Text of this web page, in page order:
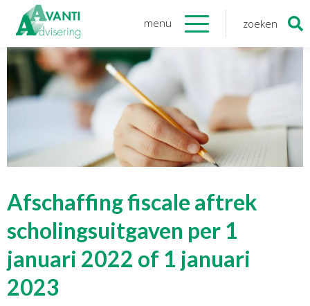
menu zoeken
Organisatie
Onze medewerkers
NOAB gecertificeerd
Algemene verordening
Sponsoring
Onzediensten
Financiele Administratie
Startersbegeleiding
Tijdelijk financieel personeel
Zoeken
naar:
Afschaffing fiscale aftrek
scholingsuitgaven per 1
januari 2022 of 1 januari
2023